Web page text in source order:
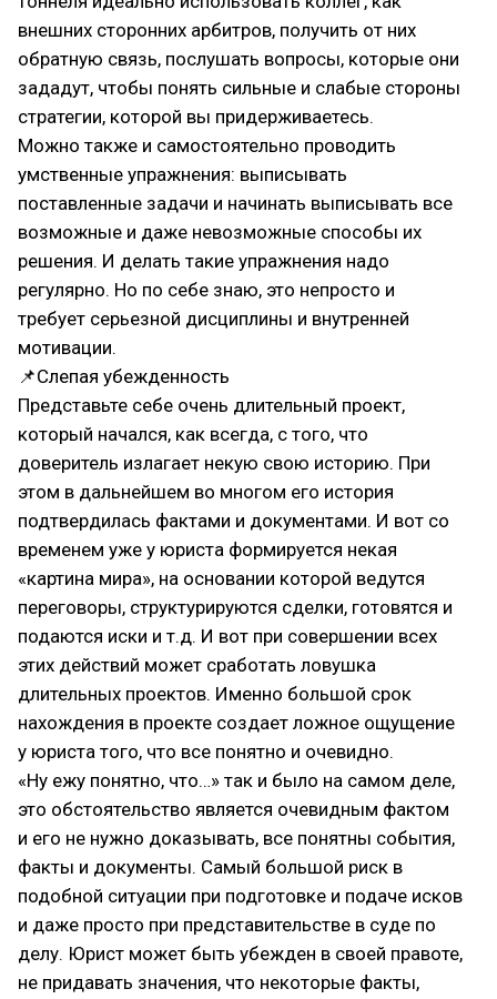
внешних сторонних арбитров, получить от них
обратную связь, послушать вопросы, которые они
зададут, чтобы понять сильные и слабые стороны
стратегии, которой вы придерживаетесь.
Можно также и самостоятельно проводить
умственные упражнения: выписывать
поставленные задачи и начинать выписывать все
возможные и даже невозможные способы их
решения. И делать такие упражнения надо
регулярно. Но по себе знаю, это непросто и
требует серьезной дисциплины и внутренней
мотивации.
📌Слепая убежденность
Представьте себе очень длительный проект,
который начался, как всегда, с того, что
доверитель излагает некую свою историю. При
этом в дальнейшем во многом его история
подтвердилась фактами и документами. И вот со
временем уже у юриста формируется некая
«картина мира», на основании которой ведутся
переговоры, структурируются сделки, готовятся и
подаются иски и т.д. И вот при совершении всех
этих действий может сработать ловушка
длительных проектов. Именно большой срок
нахождения в проекте создает ложное ощущение
у юриста того, что все понятно и очевидно.
«Ну ежу понятно, что…» так и было на самом деле,
это обстоятельство является очевидным фактом
и его не нужно доказывать, все понятны события,
факты и документы. Самый большой риск в
подобной ситуации при подготовке и подаче исков
и даже просто при представительстве в суде по
делу. Юрист может быть убежден в своей правоте,
не придавать значения, что некоторые факты,